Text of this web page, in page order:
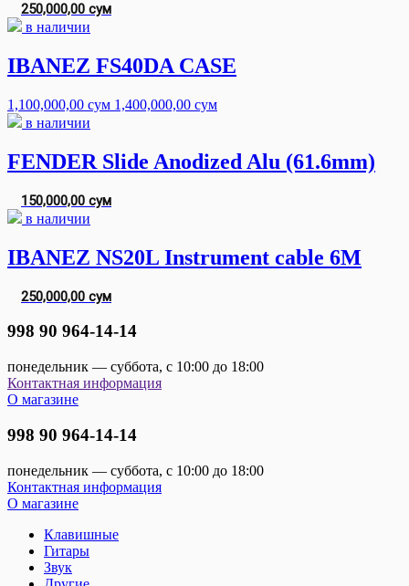
250,000,00 сум
в наличии
IBANEZ FS40DA CASE
1,100,000,00 сум 1,400,000,00 сум
в наличии
FENDER Slide Anodized Alu (61.6mm)
150,000,00 сум
в наличии
IBANEZ NS20L Instrument cable 6M
250,000,00 сум
998 90 964-14-14
понедельник — суббота, с 10:00 до 18:00
Контактная информация
О магазине
998 90 964-14-14
понедельник — суббота, с 10:00 до 18:00
Контактная информация
О магазине
Клавишные
Гитары
Звук